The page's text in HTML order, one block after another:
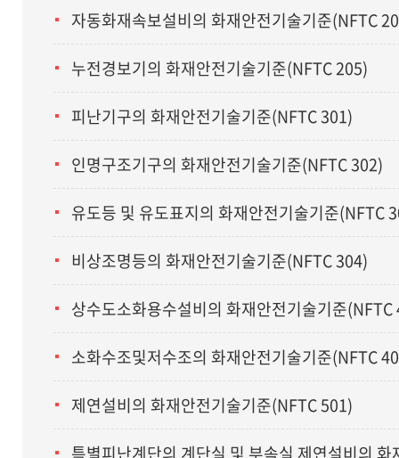
자동화재속보설비의 화재안전기술기준(NFTC
누전경보기의 화재안전기술기준(NFTC 205)
피난기구의 화재안전기술기준(NFTC 301)
인명구조기구의 화재안전기술기준(NFTC 302)
유도등 및 유도표지의 화재안전기술기준(NFTC
비상조명등의 화재안전기술기준(NFTC 304)
상수도소화용수설비의 화재안전기술기준(NFTC
소화수조및저수조의 화재안전기술기준(NFTC
제연설비의 화재안전기술기준(NFTC 501)
특별피난계단의 계단실 및 부속실 제연설비의